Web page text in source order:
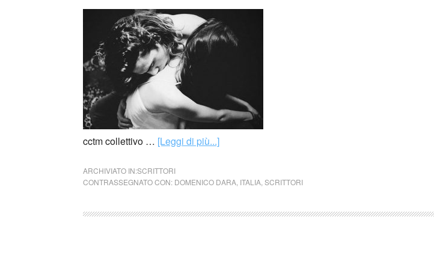
cctm collettivo … [Leggi di più...]
ARCHIVIATO IN:SCRITTORI
CONTRASSEGNATO CON: DOMENICO DARA ITALIA SCRITTORI